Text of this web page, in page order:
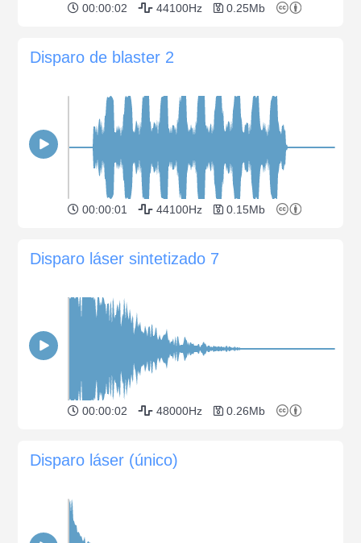
00:00:02 44100Hz 0.25Mb
Disparo de blaster 2
00:00:01 44100Hz 0.15Mb
Disparo láser sintetizado 7
00:00:02 48000Hz 0.26Mb
Disparo láser (único)